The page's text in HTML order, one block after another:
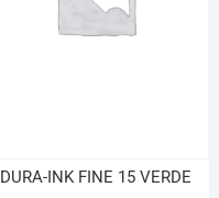
DURA-INK FINE 15 VERDE